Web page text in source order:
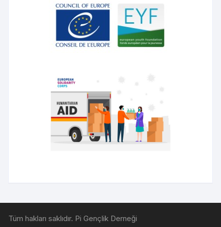
Tüm hakları saklıdır. Pi Gençlik Derneği